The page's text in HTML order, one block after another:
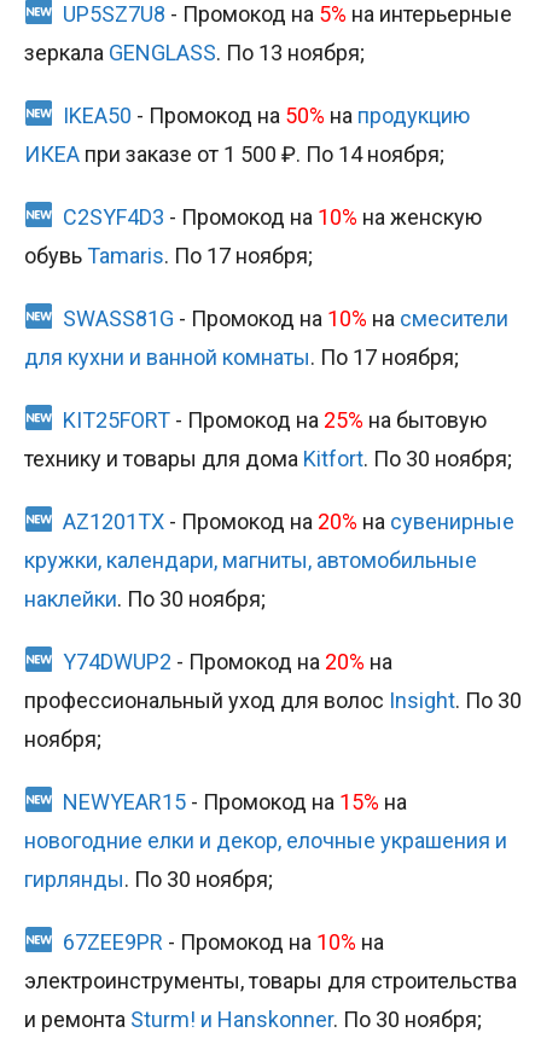
Промокоды на продукты и напитки
Промокоды на товары для спорта и отдыха
Промокоды на товары для хобби и творчества
Скидки и купоны Яндекс Маркет
Подарки и баллы в Яндекс Маркете
UP5SZ7U8 - Промокод на 5% на интерьерные
зеркала GENGLASS. По 13 ноября;
IKEA50 - Промокод на 50% на продукцию
ИКЕА при заказе от 1 500 ₽. По 14 ноября;
C2SYF4D3 - Промокод на 10% на женскую
обувьTamaris. По 17 ноября;
SWASS81G - Промокод на 10% на смесители
для кухни и ванной комнаты. По 17 ноября;
KIT25FORT- Промокод на 25% на бытовую
технику и товары для дома Kitfort. По 30 ноября;
AZ1201TX- Промокод на 20% на сувенирные
кружки, календари, магниты, автомобильные
наклейки. По 30 ноября;
Y74DWUP2 - Промокод на 20% на
профессиональный уход для волос Insight. По 30
ноября;
NEWYEAR15- Промокод на 15% на
новогодние елки и декор, елочные украшения и
гирлянды. По 30 ноября;
67ZEE9PR - Промокод на 10% на
электроинструменты, товары для строительства
и ремонта Sturm! и Hanskonner. По 30 ноября;